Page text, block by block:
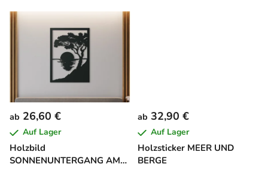
d
u
Holzbild
SONNENUNTERGANG AM
ab 26,60 €
Auf Lager
Holzsticker MEER UND
BERGE
ab 32,90 €
Auf Lager